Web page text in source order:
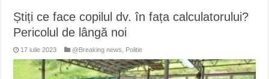
Știți ce face copilul dv. în fața calculatorului?
Pericolul de lângă noi
17 iulie 2023 @Breaking news Politie